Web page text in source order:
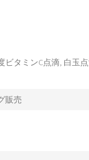
タミンC点滴, 白玉
販売